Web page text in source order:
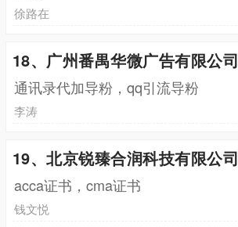
徐路在
18、广州番禺华微广告有限公司
通讯录代加导粉，qq引流导粉
李涛
19、北京锐臻合润科技有限公司
acca证书，cma证书
钱文悦